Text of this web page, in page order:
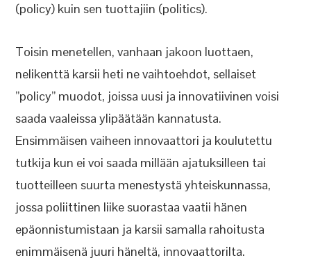
(policy) kuin sen tuottajiin (politics).
Toisin menetellen, vanhaan jakoon luottaen,
nelikenttä karsii heti ne vaihtoehdot, sellaiset
”policy” muodot, joissa uusi ja innovatiivinen voisi
saada vaaleissa ylipäätään kannatusta.
Ensimmäisen vaiheen innovaattori ja koulutettu
tutkija kun ei voi saada millään ajatuksilleen tai
tuotteilleen suurta menestystä yhteiskunnassa,
jossa poliittinen liike suorastaa vaatii hänen
epäonnistumistaan ja karsii samalla rahoitusta
enimmäisenä juuri häneltä, innovaattorilta.